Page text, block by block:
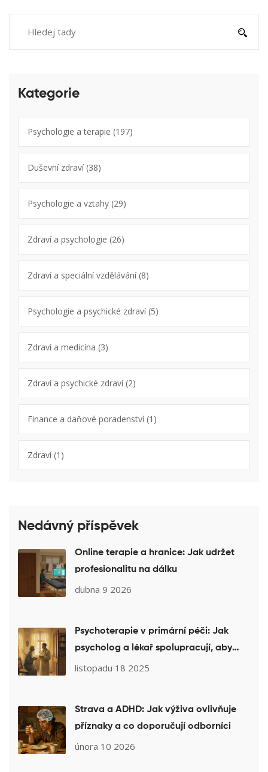
Kategorie
Psychologie a terapie (197)
Duševní zdraví(38)
Psychologie a vztahy (29)
Zdraví a psychologie (26)
Zdraví a speciální vzdělávání(8)
Psychologie a psychické zdraví(5)
Zdraví a medicína (3)
Zdraví a psychické zdraví(2)
Finance a daňové poradenství(1)
Zdraví(1)
Nedávný příspěvek
Online terapie a hranice: Jak udržet
profesionalitu na dálku
dubna 9 2026
Psychoterapie v primární péči: Jak
psycholog a lékař spolupracují, aby
vám pomohli dříve a lépe
listopadu 18 2025
Strava a ADHD: Jak výživa ovlivňuje
příznaky a co doporučují odborníci
února 10 2026